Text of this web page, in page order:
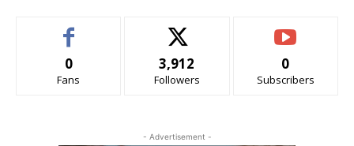
0
Fans
3,912
Followers
0
Subscribers
- Advertisement -